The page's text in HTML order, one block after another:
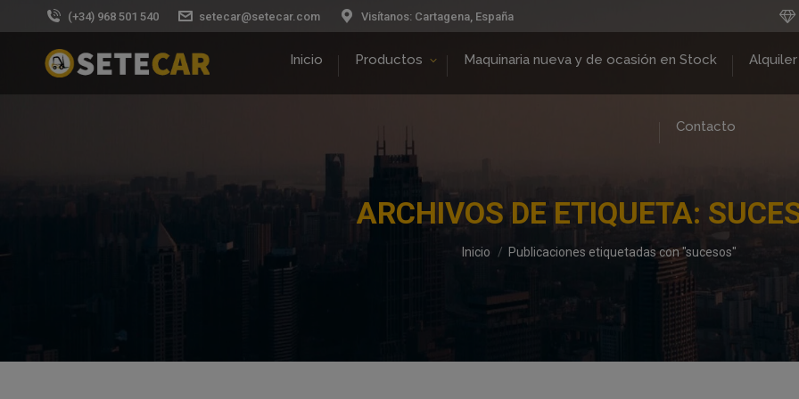
(+34) 968 501 540 setecar@setecar.com Visítanos: Cartagena, España
Inicio Productos Maquinaria nueva y de ocasión en Stock Alquiler
Contacto
ARCHIVOS DE ETIQUETA:
Estás aquí:
Inicio Publicaciones etiquetadas con "sucesos"